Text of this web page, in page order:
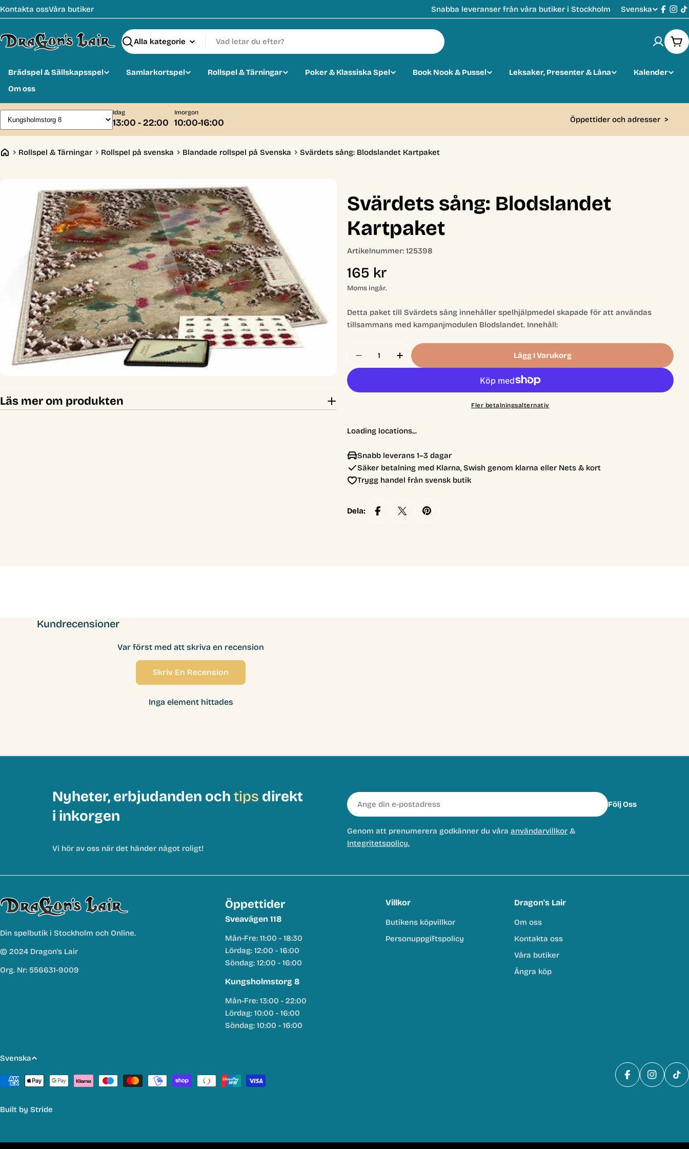
Hoppa
till
Kontakta ossVåra butiker Snabba leveranser från våra butiker i Stockholm
S
k
Svenska
Sök
Brädspel & Sällskapsspel Samlarkortspel Rollspel & Tärningar Poker & Klassiska Spel Book Nook & Pussel Leksaker, Presenter & Låna
Kalender
Om oss
Idag
13:00 - 22:00
Imorgon
10:00-16:00 Öppettider och adresser >
Rollspel & Tärningar Rollspel på svenska Blandade rollspel på Svenska Svärdets sång: Blodslandet Kartpaket
media 0 i modal
Läs mer om produkten
Svärdets sång: Blodslandet
Kartpaket
Artikelnummer: 125398
Ordinarie
pris
165 kr
Moms ingår.
Detta paket till Svärdets sång innehåller spelhjälpmedel skapade för att användas
tillsammans med kampanjmodulen Blodslandet. Innehåll:
Minska Antal För Svärdets Sång: Blodslandet Kartpaket
Öka Antal För Svärdets Sång: Blodslandet Kartpaket
Lägg I Varukorg
Fler betalningsalternativ
Loading locations...
Snabb leverans 1–3 dagar
Säker betalning med Klarna, Swish genom klarna eller Nets & kort
Trygg handel från svensk butik
Dela:
Kundrecensioner
Var först med att skriva en recension
Skriv En Recension
Inga element hittades
Nyheter, erbjudanden och tips direkt
i inkorgen
Vi hör av oss när det händer något roligt!
E-
post
Följ Oss
Genom att prenumerera godkänner du våra användarvillkor &
Integritetspolicy.
Din spelbutik i Stockholm och Online.
© 2024 Dragon's Lair
Org. Nr: 556631-9009
Öppettider
Sveavägen 118
Mån-Fre: 11:00 - 18:30
Lördag: 12:00 - 16:00
Söndag: 12:00 - 16:00
Kungsholmstorg 8
Mån-Fre: 13:00 - 22:00
Lördag: 10:00 - 16:00
Söndag: 10:00 - 16:00
Villkor
Butikens köpvillkor
Personuppgiftspolicy
Dragon's Lair
Om oss
Kontakta oss
Våra butiker
Ångra köp
S
p
r
Svenska
Betalmetoder Facebook
Built by Stride